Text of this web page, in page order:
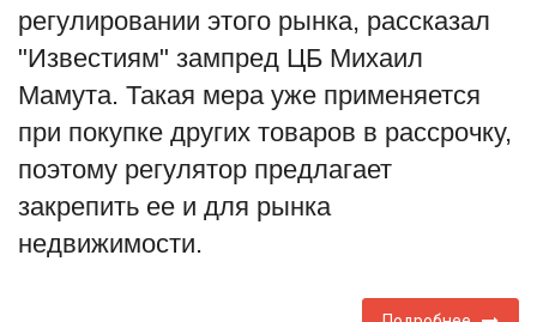
В мире
Россия
Язык
English Русский
регулировании этого рынка, рассказал
"Известиям" зампред ЦБ Михаил
Мамута. Такая мера уже применяется
при покупке других товаров в рассрочку,
поэтому регулятор предлагает
закрепить ее и для рынка
недвижимости.